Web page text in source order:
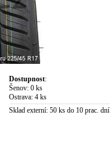
Dostupnost:
Šenov: 0 ks
Ostrava: 4 ks
Sklad externí: 50 ks do 10 prac. dní